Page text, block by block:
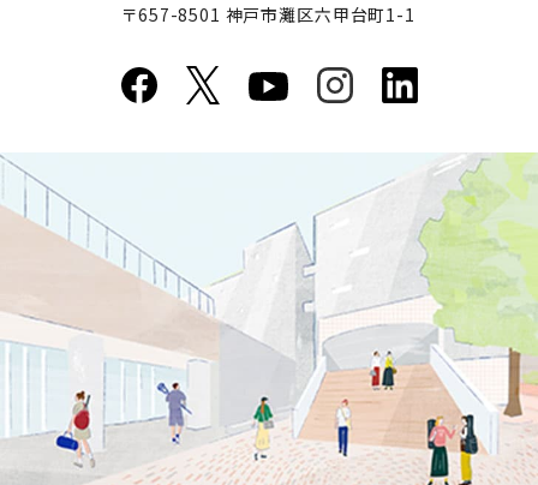
〒657-8501 神戸市灘区六甲台町1-1